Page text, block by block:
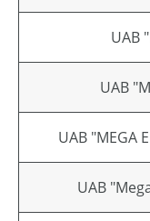
UAB
UAB
UAB "MEGA
UAB